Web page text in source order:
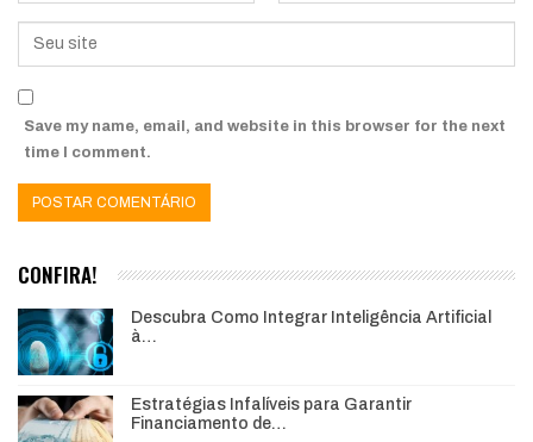
Save my name, email, and website in this browser for the next
time I comment.
CONFIRA!
Descubra Como Integrar Inteligência Artificial
à…
Estratégias Infalíveis para Garantir
Financiamento de…